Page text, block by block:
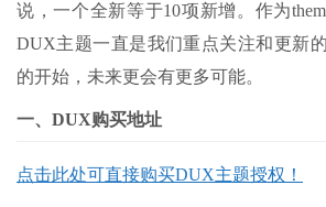
说，一个全新等于10项新增。作为
DUX主题一直是我们重点关注和更新
的开始，未来更会有更多可能。
一、DUX购买地址
点击此处可直接购买DUX主题授权！